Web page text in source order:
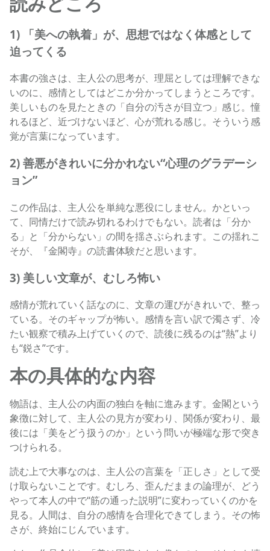
1) 「美への執着」が、思想ではなく体感として
迫ってくる
本書の強さは、主人公の思考が、理屈としては理解できな
いのに、感情としてはどこか分かってしまうところです。
美しいものを見たときの「自分の汚さが目立つ」感じ。憧
れるほど、近づけないほど、心が荒れる感じ。そういう感
覚が言葉になっています。
2) 善悪がきれいに分かれない“心理のグラデーシ
ョン”
この作品は、主人公を単純な悪役にしません。かといっ
て、同情だけで読み切れるわけでもない。読者は「分か
る」と「分からない」の間を揺さぶられます。この揺れこ
そが、『金閣寺』の読書体験だと思います。
3) 美しい文章が、むしろ怖い
感情が荒れていく話なのに、文章の運びがきれいで、整っ
ている。そのギャップが怖い。感情を言い訳で濁さず、冷
たい観察で積み上げていくので、読後に残るのは“熱”より
も“鋭さ”です。
本の具体的な内容
物語は、主人公の内面の独白を軸に進みます。金閣という
象徴に対して、主人公の見方が変わり、関係が変わり、最
後には「美をどう扱うのか」という問いが極端な形で突き
つけられる。
読む上で大事なのは、主人公の言葉を「正しさ」として受
け取らないことです。むしろ、歪んだままの論理が、どう
やって本人の中で“筋の通った説明”に変わっていくのかを
見る。人間は、自分の感情を合理化できてしまう。その怖
さが、終始にじんでいます。